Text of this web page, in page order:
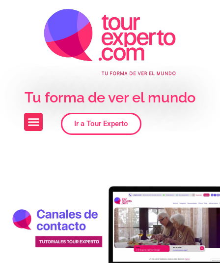
Tu forma de ver el mundo
Ir a Tour Experto